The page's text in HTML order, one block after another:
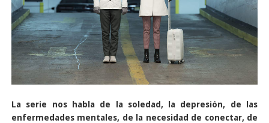
La serie nos habla de la soledad, la depresión, de las
enfermedades mentales, de la necesidad de conectar, de